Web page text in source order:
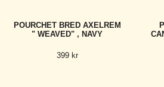
POURCHET BRED AXELREM
" WEAVED" , NAVY
399 kr